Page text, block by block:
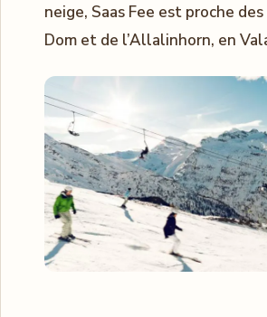
neige, Saas Fee est proche
Dom et de l’Allalinhorn, en